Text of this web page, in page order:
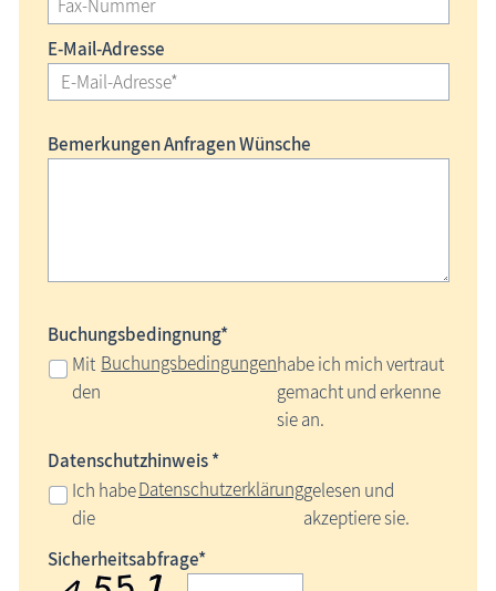
E-Mail-Adresse
Bemerkungen Anfragen Wünsche
Buchungsbedingnung*
Mit
den
Buchungsbedingungenhabe ich mich vertraut
gemacht und erkenne
sie an.
Datenschutzhinweis *
Ich habe
die
Datenschutzerklärunggelesen und
akzeptiere sie.
Sicherheitsabfrage*